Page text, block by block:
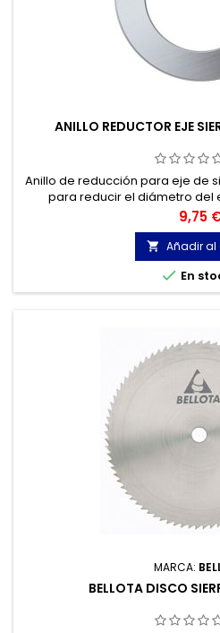
ANILLO REDUCTOR EJE
Anillo de reducción para eje de
para reducir el diámetro del
Precio
9,75
 Añadir al
 En
MARCA:
BELLOTA DISCO